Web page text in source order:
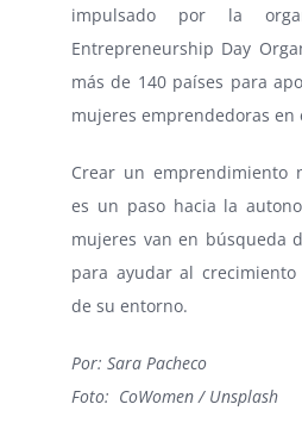
impulsado por la
Entrepreneurship Day
más de 140 países para
mujeres emprendedoras en
Crear un emprendimiento
es un paso hacia la
mujeres van en búsqueda
para ayudar al
de su entorno.
Por: Sara Pacheco
Foto: CoWomen / Unsplash